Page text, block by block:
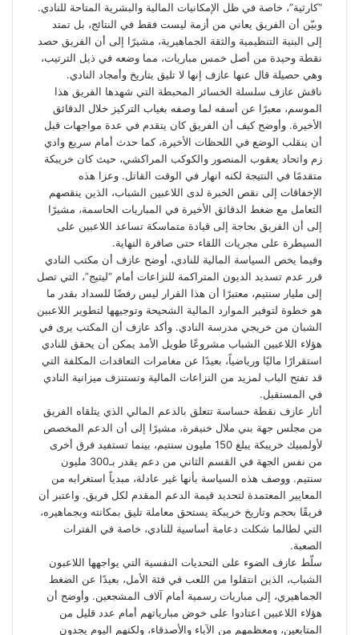
“كارثية”، خاصة في ظل الإمكانيات المالية والبشرية المتاحة للنادي.
وبيّن أن الفريق يعاني من أزمة ليست فقط في النتائج، بل تمتد
إلى البنية التنظيمية والثقة الجماهيرية، مشيرًا إلى أن الفريق حصد
نقطة وحيدة من أصل خمس مباريات، مما وضعه في ذيل الترتيب،
وهي حصيلة قال عنها عازف إنها لا تليق بتاريخ وأمجاد النادي.
ناقش عازف سلسلة الخسائر المحبطة التي شهدها الفريق هذا
الموسم، معبرًا عن أسفه لما وصفه بغياب التركيز خلال الدقائق
الأخيرة. وأوضح كيف أن الفريق كان يتقدم في عدة مواجهات قبل
أن ينقلب الوضع في اللحظات الأخيرة، كما حدث أمام سريع وادي
زم واتحاد يعقوب المنصور والكوكب المراكشي، حيث كان خريبكة
متقدمًا في النتيجة لكنه انهار في الوقت القاتل. وعزا هذه
الإخفاقات إلى نقص الخبرة لدى اللاعبين الشباب، الذين ينقصهم
التعامل مع ضغط الدقائق الأخيرة في المباريات الحاسمة، مشيرًا
إلى أن الفريق بحاجة إلى قيادة متماسكة تساعد اللاعبين على
السيطرة على مجريات اللقاء حتى صافرة النهاية.
وفيما يخص السياسة المالية للنادي، أوضح عازف أن مكتب النادي
قرر عدم تسديد الديون المتراكمة للنزاعات أمام “ليتيج”، التي تصل
إلى مليار سنتيم، معتبرًا أن هذا القرار ليس رفضًا للسداد بقدر ما
هو خطوة لتوفير الموارد المالية الشحيحة وتوجيهها لتطوير اللاعبين
الشبان من خريجي مدرسة النادي. وأكد عازف أن المكتب يرى في
هؤلاء اللاعبين الشباب مشروعًا طويل الأمد يمكن أن يحقق للنادي
استقرارًا ماليًا ورياضياً، بعيدًا عن مغامرات التعاقدات المكلفة التي
قد تفتح الباب لمزيد من النزاعات المالية وتستنزف ميزانية النادي
في المستقبل.
أثار عازف نقطة حساسة تتعلق بالدعم المالي الذي يتلقاه الفريق
من مجلس جهة بني ملال خنيفرة، مشيرًا إلى أن الدعم المخصص
لأولمبيك خريبكة يبلغ 150 مليون سنتيم، بينما تستفيد فرق أخرى
من نفس الجهة في القسم الثاني من دعم يقدر بـ300 مليون
سنتيم. ووصف هذه السياسة بأنها غير عادلة، مبدياً استغرابه من
المعايير المعتمدة لتحديد قيمة الدعم المقدم لكل فريق. واعتبر أن
فريقًا بحجم وتاريخ خريبكة يستحق معاملة تليق بمكانته وبجماهيره،
التي لطالما شكلت دعامة أساسية للنادي، خاصة في الفترات
الصعبة.
سلّط عازف الضوء على التحديات النفسية التي يواجهها اللاعبون
الشباب، الذين انتقلوا من اللعب في فئة الأمل، بعيدًا عن الضغط
الجماهيري، إلى مباريات رسمية أمام آلاف المشجعين. وأوضح أن
هؤلاء اللاعبين اعتادوا على خوض مبارياتهم أمام عدد قليل من
المتابعين، ومعظمهم من الآباء والأصدقاء، ولكنهم اليوم يجدون